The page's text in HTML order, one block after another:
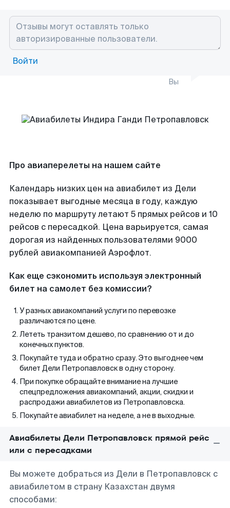
Войти
Вы
Про авиаперелеты на нашем сайте
Календарь низких цен на авиабилет из Дели
показывает выгодные месяца в году, каждую
неделю по маршруту летают 5 прямых рейсов и 10
рейсов с пересадкой. Цена варьируется, самая
дорогая из найденных пользователями 9000
рублей авиакомпанией Аэрофлот.
Как еще сэкономить используя электронный
билет на самолет без комиссии?
У разных авиакомпаний услуги по перевозке
различаются по цене.
Лететь транзитом дешево, по сравнению от и до
конечных пунктов.
Покупайте туда и обратно сразу. Это выгоднее чем
билет Дели Петропавловск в одну сторону.
При покупке обращайте внимание на лучшие
спецпредложения авиакомпаний, акции, скидки и
распродажи авиабилетов из Петропавловска.
Покупайте авиабилет на неделе, а не в выходные.
Авиабилеты Дели Петропавловск прямой рейс
или с пересадками
Вы можете добраться из Дели в Петропавловск с
авиабилетом в страну Казахстан двумя
способами: